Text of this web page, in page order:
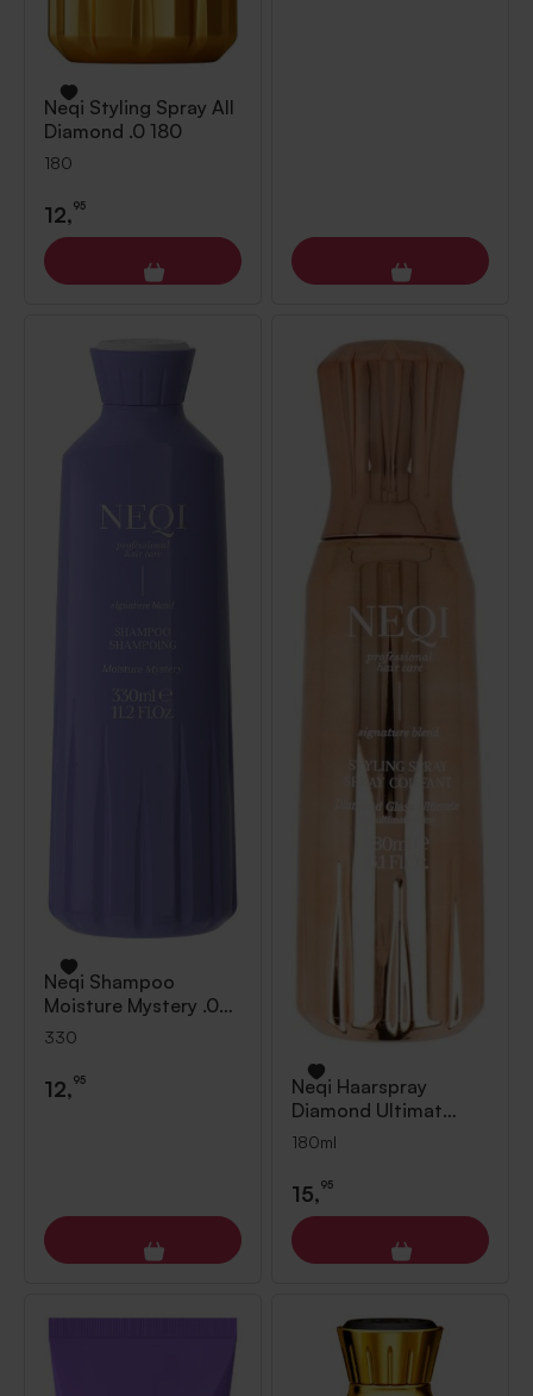
Neqi Styling Spray All
Diamond .0 180
180
12,95
Neqi Shampoo
Moisture Mystery .0
330
330
12,95 Neqi Haarspray
Diamond Ultimat
180ml
180ml
15,95